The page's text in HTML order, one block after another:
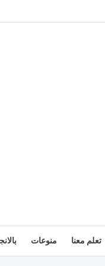
تعلم معنا منوعات